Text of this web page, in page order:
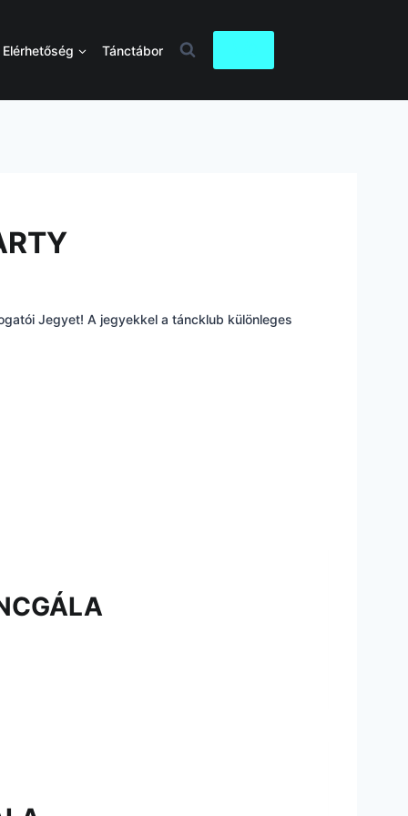
Elérhetőség Tánctábor
Jegyet! A jegyekkel a táncklub különleges